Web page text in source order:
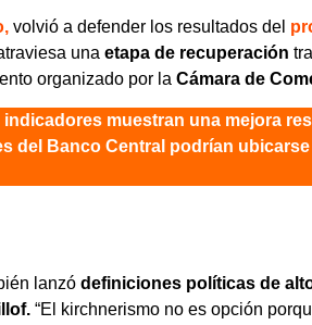
volvió a defender los resultados del
una etapa de recuperación
organizado por la Cámara de
muestran una mejora
del Banco Central podrían ubicarse
lanzó definiciones políticas de
“El kirchnerismo no es opción